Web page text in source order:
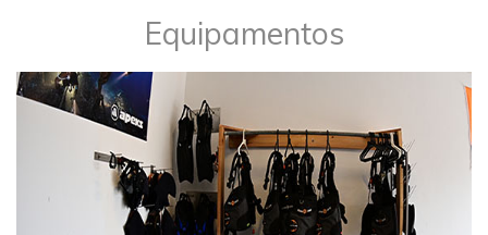
​Equipamentos